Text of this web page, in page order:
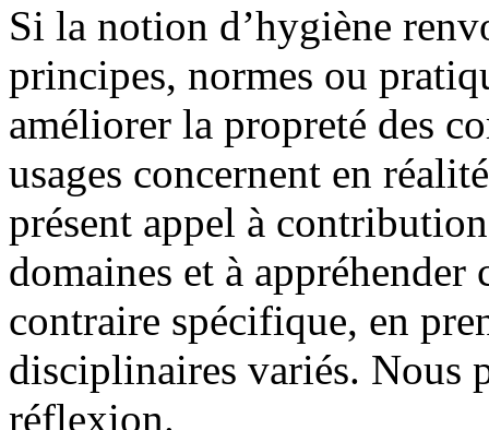
Si la notion d’hygiène
principes, normes ou
améliorer la propreté des
usages concernent en
présent appel à
domaines et à
contraire spécifique, en
disciplinaires variés. Nous
réflexion.